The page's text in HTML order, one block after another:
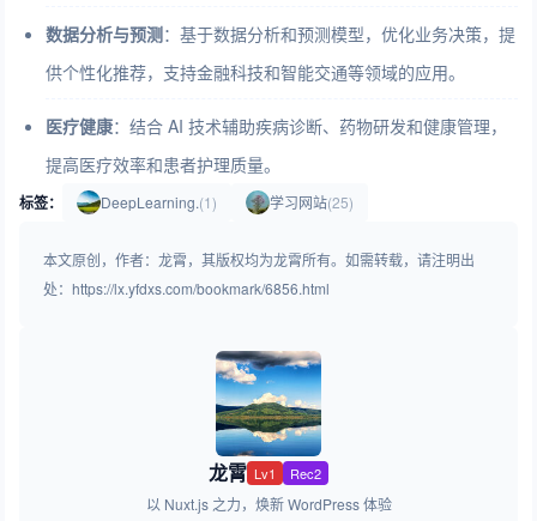
数据分析与预测：基于数据分析和预测模型，优化业务决策，提
供个性化推荐，支持金融科技和智能交通等领域的应用。
医疗健康：结合 AI 技术辅助疾病诊断、药物研发和健康管理，
提高医疗效率和患者护理质量。
标签： DeepLearning.(1) 学习网站(25)
本文原创，作者：龙霄，其版权均为龙霄所有。如需转载，请注明出
处：https://lx.yfdxs.com/bookmark/6856.html
龙霄 Lv1 Rec2
以 Nuxt.js 之力，焕新 WordPress 体验